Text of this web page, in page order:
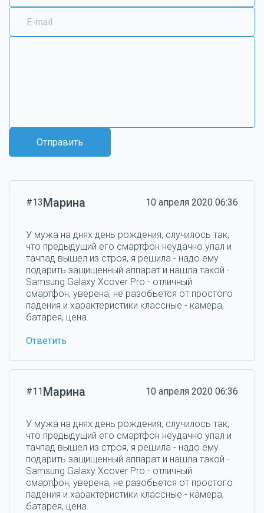
Отправить
#13Марина 10 апреля 2020 06:36
У мужа на днях день рождения, случилось так,
что предыдущий его смартфон неудачно упал и
тачпад вышел из строя, я решила - надо ему
подарить защищенный аппарат и нашла такой -
Samsung Galaxy Xcover Pro - отличный
смартфон, уверена, не разобьется от простого
падения и характеристики классные - камера,
батарея, цена.
Ответить
#11Марина 10 апреля 2020 06:36
У мужа на днях день рождения, случилось так,
что предыдущий его смартфон неудачно упал и
тачпад вышел из строя, я решила - надо ему
подарить защищенный аппарат и нашла такой -
Samsung Galaxy Xcover Pro - отличный
смартфон, уверена, не разобьется от простого
падения и характеристики классные - камера,
батарея, цена.